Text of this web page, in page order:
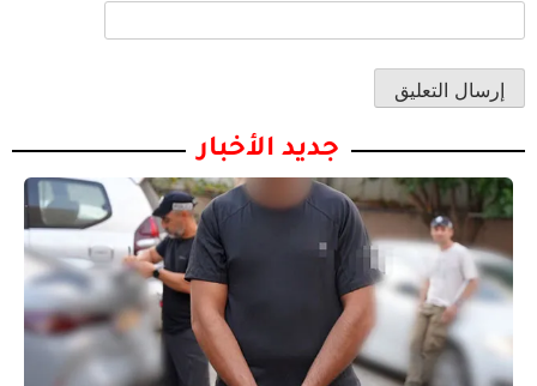
جديد الأخبار